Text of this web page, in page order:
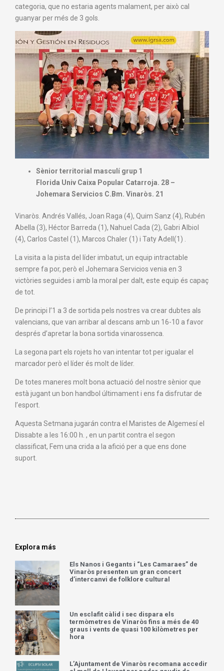
categoria, que no estaria agents malament, per això cal
guanyar per més de 3 gols.
Sènior territorial masculí grup 1
Florida Univ Caixa Popular Catarroja. 28 –
Johemara Servicios C.Bm. Vinaròs. 21
Vinaròs. Andrés Vallés, Joan Raga (4), Quim Sanz (4), Rubén
Abella (3), Héctor Barreda (1), Nahuel Cada (2), Gabri Albiol
(4), Carlos Castel (1), Marcos Chaler (1) i Taty Adell(1) .
La visita a la pista del líder imbatut, un equip intractable
sempre fa por, però el Johemara Servicios venia en 3
victòries seguides i amb la moral per dalt, este equip és capaç
de tot.
De principi l’1 a 3 de sortida pels nostres va crear dubtes als
valencians, que van arribar al descans amb un 16-10 a favor
després d’apretar la bona sortida vinarossenca.
La segona part els rojets ho van intentar tot per igualar el
marcador però el líder és molt de líder.
De totes maneres molt bona actuació del nostre sènior que
està jugant un bon handbol últimament i ens fa disfrutar de
l’esport.
Aquesta Setmana jugarán contra el Maristes de Algemesí el
Dissabte a les 16:00 h. , en un partit contra el segon
classificat, Fem una crida a la afició per a que ens done
suport.
Explora más
Els Nanos i Gegants i “Les Camaraes” de
Vinaròs presenten un gran concert
d’intercanvi de folklore cultural
Un esclafit càlid i sec dispara els
termòmetres de Vinaròs fins a més de 40
graus i vents de quasi 100 kilòmetres per
hora
L’Ajuntament de Vinaròs recomana accedir